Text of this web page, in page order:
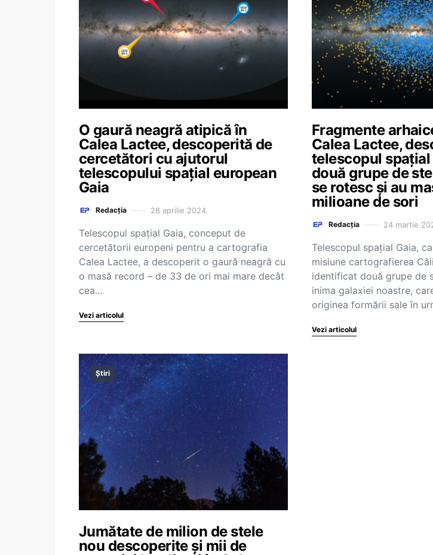
O gaură neagră atipică în
Calea Lactee, descoperită de
cercetători cu ajutorul
telescopului spațial european
Gaia
Redacția 28 aprilie 2024
Telescopul spaţial Gaia, conceput de
cercetătorii europeni pentru a cartografia
Calea Lactee, a descoperit o gaură neagră cu
o masă record – de 33 de ori mai mare decât
cea…
Vezi articolul
Fragmente
Calea Lactee,
telescopul spațial
două grupe de
se rotesc și au
milioane de sori
Redacția 24 martie
Telescopul spaţial Gaia,
misiune cartografierea
identificat două grupe de
inima galaxiei noastre,
originea formării sale în
Vezi articolul
Știri
Jumătate de milion de stele
nou descoperite și mii de